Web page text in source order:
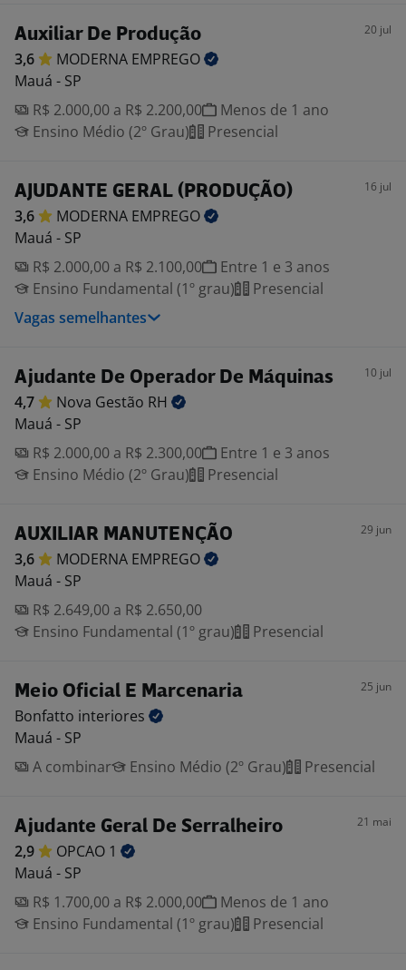
Auxiliar De Produção 20 jul
3,6 MODERNA EMPREGO
Mauá - SP
R$ 2.000,00 a R$ 2.200,00
Menos de 1 ano
Ensino Médio (2º Grau)
Presencial
AJUDANTE GERAL (PRODUÇÃO) 16 jul
3,6 MODERNA EMPREGO
Mauá - SP
R$ 2.000,00 a R$ 2.100,00
Entre 1 e 3 anos
Ensino Fundamental (1º grau)
Presencial
Vagas semelhantes
Ajudante De Operador De Máquinas 10 jul
4,7 Nova Gestão RH
Mauá - SP
R$ 2.000,00 a R$ 2.300,00
Entre 1 e 3 anos
Ensino Médio (2º Grau)
Presencial
AUXILIAR MANUTENÇÃO 29 jun
3,6 MODERNA EMPREGO
Mauá - SP
R$ 2.649,00 a R$ 2.650,00
Ensino Fundamental (1º grau)
Presencial
Meio Oficial E Marcenaria 25 jun
Bonfatto interiores
Mauá - SP
A combinar
Ensino Médio (2º Grau) Presencial
Ajudante Geral De Serralheiro 21 mai
2,9 OPCAO 1
Mauá - SP
R$ 1.700,00 a R$ 2.000,00
Menos de 1 ano
Ensino Fundamental (1º grau)
Presencial